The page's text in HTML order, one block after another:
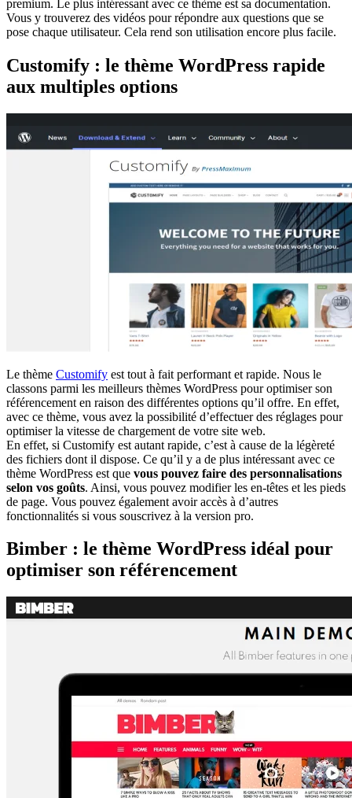
premium. Le plus intéressant avec ce thème est sa documentation.
Vous y trouverez des vidéos pour répondre aux questions que se
pose chaque utilisateur. Cela rend son utilisation encore plus facile.
Customify : le thème WordPress rapide
aux multiples options
Le thème Customify est tout à fait performant et rapide. Nous le
classons parmi les meilleurs thèmes WordPress pour optimiser son
référencement en raison des différentes options qu’il offre. En effet,
avec ce thème, vous avez la possibilité d’effectuer des réglages pour
optimiser la vitesse de chargement de votre site web.
En effet, si Customify est autant rapide, c’est à cause de la légèreté
des fichiers dont il dispose. Ce qu’il y a de plus intéressant avec ce
thème WordPress est que vous pouvez faire des personnalisations
selon vos goûts. Ainsi, vous pouvez modifier les en-têtes et les pieds
de page. Vous pouvez également avoir accès à d’autres
fonctionnalités si vous souscrivez à la version pro.
Bimber : le thème WordPress idéal pour
optimiser son référencement